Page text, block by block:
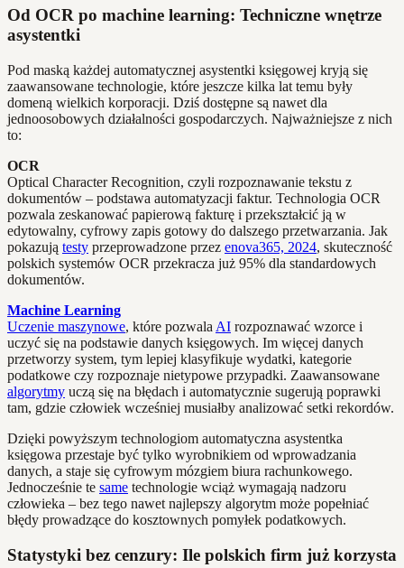
Od OCR po machine learning: Techniczne wnętrze
asystentki
Pod maską każdej automatycznej asystentki księgowej kryją się
zaawansowane technologie, które jeszcze kilka lat temu były
domeną wielkich korporacji. Dziś dostępne są nawet dla
jednoosobowych działalności gospodarczych. Najważniejsze z nich
to:
OCR
Optical Character Recognition, czyli rozpoznawanie tekstu z
dokumentów – podstawa automatyzacji faktur. Technologia OCR
pozwala zeskanować papierową fakturę i przekształcić ją w
edytowalny, cyfrowy zapis gotowy do dalszego przetwarzania. Jak
pokazują testy przeprowadzone przez enova365, 2024, skuteczność
polskich systemów OCR przekracza już 95% dla standardowych
dokumentów.
Machine Learning
Uczenie maszynowe, które pozwala AI rozpoznawać wzorce i
uczyć się na podstawie danych księgowych. Im więcej danych
przetworzy system, tym lepiej klasyfikuje wydatki, kategorie
podatkowe czy rozpoznaje nietypowe przypadki. Zaawansowane
algorytmy uczą się na błędach i automatycznie sugerują poprawki
tam, gdzie człowiek wcześniej musiałby analizować setki rekordów.
Dzięki powyższym technologiom automatyczna asystentka
księgowa przestaje być tylko wyrobnikiem od wprowadzania
danych, a staje się cyfrowym mózgiem biura rachunkowego.
Jednocześnie te same technologie wciąż wymagają nadzoru
człowieka – bez tego nawet najlepszy algorytm może popełniać
błędy prowadzące do kosztownych pomyłek podatkowych.
Statystyki bez cenzury: Ile polskich firm już korzysta